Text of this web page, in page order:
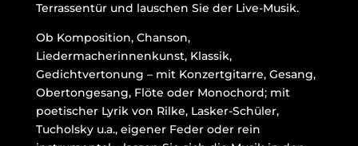
Terrassentürund lauschen Sie der Live-Musik.
Ob Komposition, Chanson,
Liedermacherinnenkunst, Klassik,
Gedichtvertonung – mit Konzertgitarre, Gesang,
Obertongesang, Flöte oder Monochord; mit
poetischer Lyrik von Rilke, Lasker-Schüler,
Tucholsky u.a., eigener Feder oder rein